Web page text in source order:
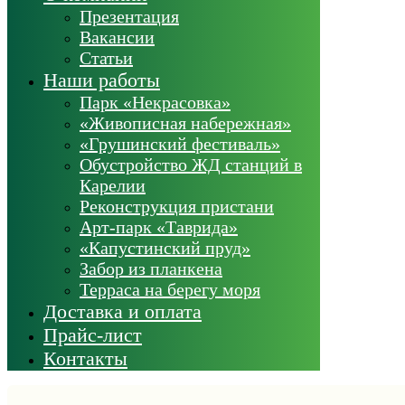
Презентация
Вакансии
Статьи
Наши работы
Парк «Некрасовка»
«Живописная набережная»
«Грушинский фестиваль»
Обустройство ЖД станций в
Карелии
Реконструкция пристани
Арт-парк «Таврида»
«Капустинский пруд»
Забор из планкена
Терраса на берегу моря
Доставка и оплата
Прайс-лист
Контакты